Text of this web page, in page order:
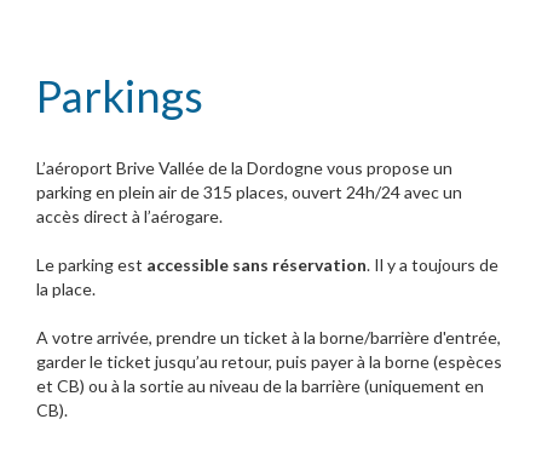
Parkings
L’aéroport Brive Vallée de la Dordogne vous propose un
parking en plein air de 315 places, ouvert 24h/24 avec un
accès direct à l’aérogare.
Le parking est accessible sans réservation. Il y a toujours de
la place.
A votre arrivée, prendre un ticket à la borne/barrière d'entrée,
garder le ticket jusqu’au retour, puis payer à la borne (espèces
et CB) ou à la sortie au niveau de la barrière (uniquement en
CB).